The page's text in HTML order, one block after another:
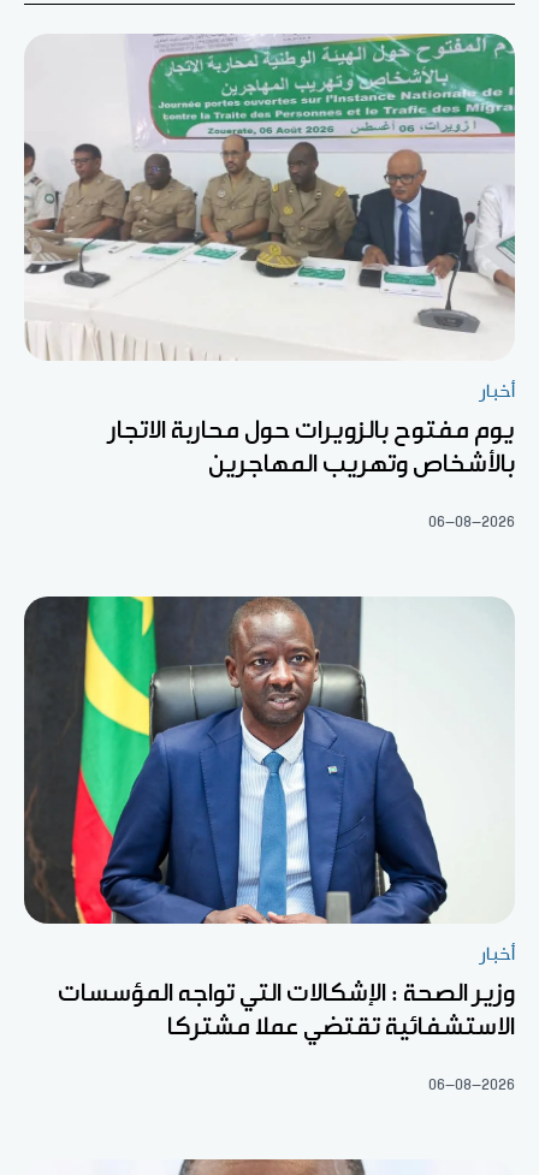
أخبار
يوم مفتوح بالزويرات حول محاربة الاتجار
بالأشخاص وتهريب المهاجرين
06-08-2026
أخبار
وزير الصحة : الإشكالات التي تواجه المؤسسات
الاستشفائية تقتضي عملا مشتركا
06-08-2026